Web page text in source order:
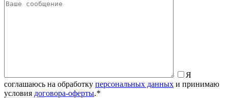
Я
соглашаюсь на обработку персональных данных и принимаю
условия договора-оферты.*